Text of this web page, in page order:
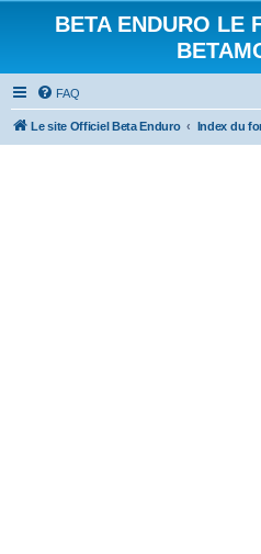
BETA ENDURO LE
FAQ
Le site Officiel Beta Enduro Index du